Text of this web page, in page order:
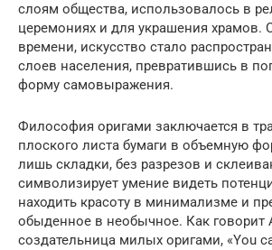
слоям общества, использовалось в
церемониях и для украшения храмов.
времени, искусство стало
слоев населения, превратившись в
форму самовыражения.
Философия оригами заключается в
плоского листа бумаги в объемную
лишь складки, без разрезов и
символизирует умение видеть
находить красоту в минимализме и
обыденное в необычное. Как говорит
создательница милых оригами, «You